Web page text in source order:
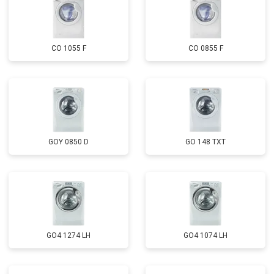
CO 1055 F CO 0855 F
GOY 0850 D GO 148 TXT
GO4 1274 LH GO4 1074 LH